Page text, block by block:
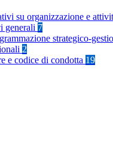
su organizzazione e
generali 7
strategico-
2
e codice di condotta 19